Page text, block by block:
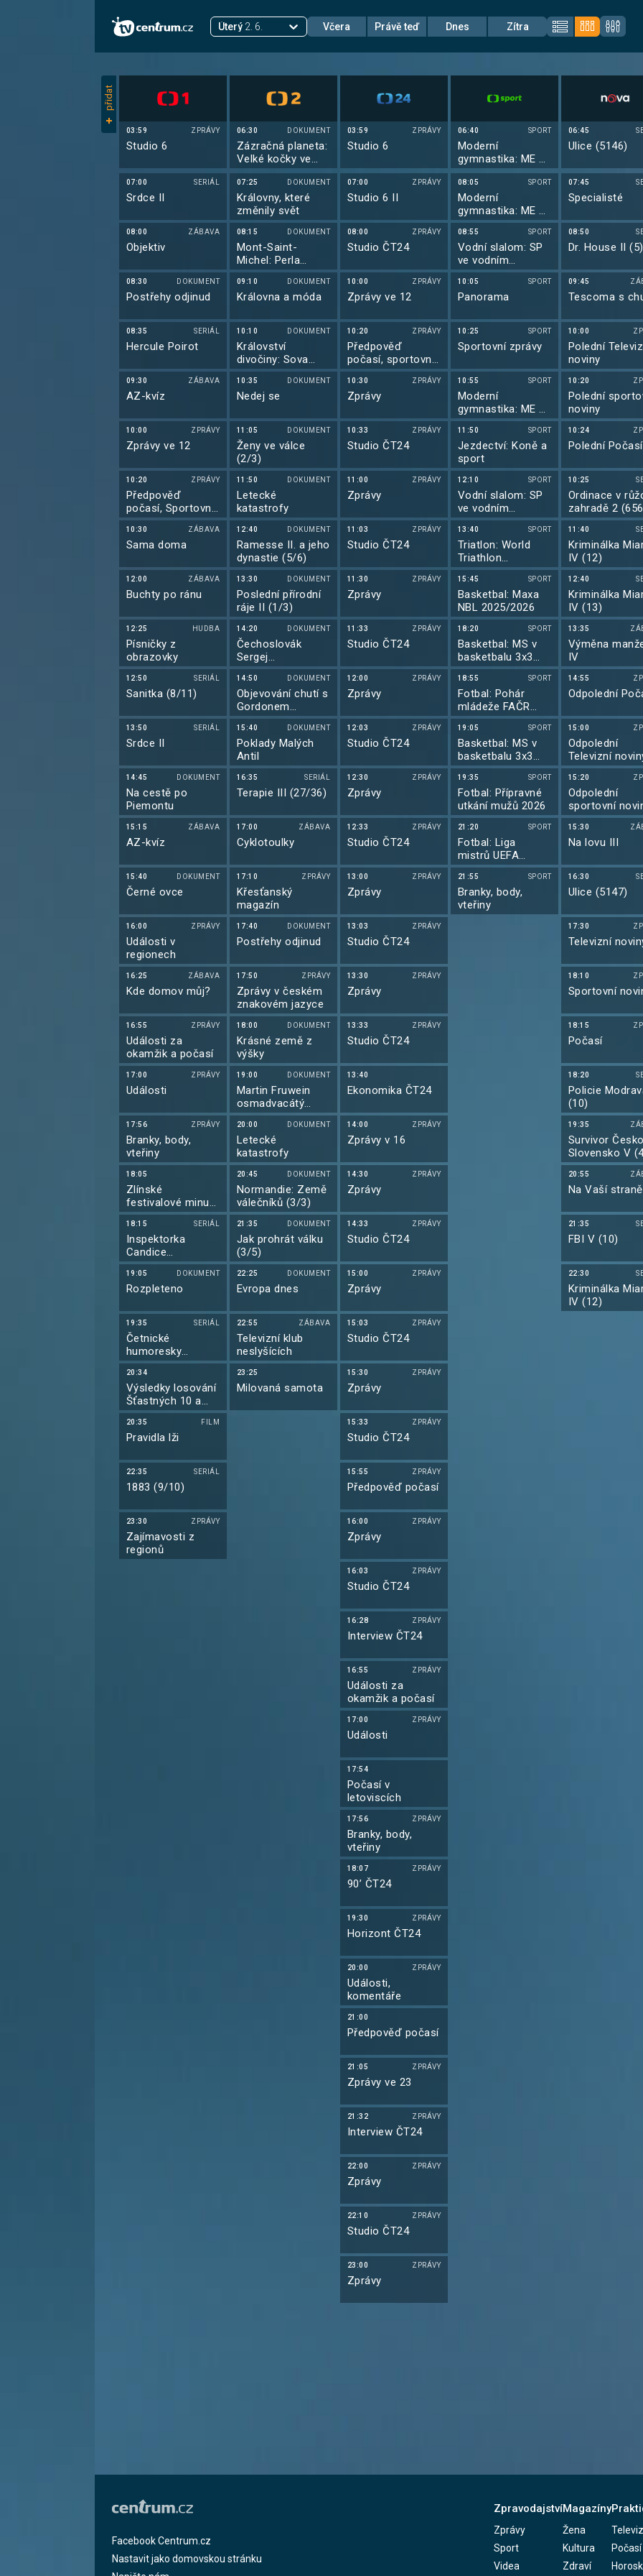
Úterý 2. 6. Včera Právě teď Dnes Zítra
přidat
03:59 ZPRÁVY
Studio 6
07:00 SERIÁL
Srdce II
08:00 ZÁBAVA
Objektiv
08:30 DOKUMENT
Postřehy odjinud
08:35 SERIÁL
Hercule Poirot
09:30 ZÁBAVA
AZ-kvíz
10:00 ZPRÁVY
Zprávy ve 12
10:20 ZPRÁVY
Předpověď
počasí, Sportovní
zprávy, Události v
regionech plus
10:30 ZÁBAVA
Sama doma
12:00 ZÁBAVA
Buchty po ránu
12:25 HUDBA
Písničky z
obrazovky
12:50 SERIÁL
Sanitka (8/11)
13:50 SERIÁL
Srdce II
14:45 DOKUMENT
Na cestě po
Piemontu
15:15 ZÁBAVA
AZ-kvíz
15:40 DOKUMENT
Černé ovce
16:00 ZPRÁVY
Události v
regionech
16:25 ZÁBAVA
Kde domov můj?
16:55 ZPRÁVY
Události za
okamžik a počasí
17:00 ZPRÁVY
Události
17:56 ZPRÁVY
Branky, body,
vteřiny
18:05
Zlínské
festivalové minuty
2026
18:15 SERIÁL
Inspektorka
Candice
Renoirová VIII
19:05 DOKUMENT
Rozpleteno
19:35 SERIÁL
Četnické
humoresky
(22/39)
20:34
Výsledky losování
Šťastných 10 a
Euromiliony
20:35 FILM
Pravidla lži
22:35 SERIÁL
1883 (9/10)
23:30 ZPRÁVY
Zajímavosti z
regionů
06:30 DOKUMENT
Zázračná planeta:
Velké kočky ve
dne v noci (4/6)
07:25 DOKUMENT
Královny, které
změnily svět
08:15 DOKUMENT
Mont-Saint-
Michel: Perla
architektury
09:10 DOKUMENT
Královna a móda
10:10 DOKUMENT
Království
divočiny: Sova
pálená
10:35 DOKUMENT
Nedej se
11:05 DOKUMENT
Ženy ve válce
(2/3)
11:50 DOKUMENT
Letecké
katastrofy
12:40 DOKUMENT
Ramesse II. a jeho
dynastie (5/6)
13:30 DOKUMENT
Poslední přírodní
ráje II (1/3)
14:20 DOKUMENT
Čechoslovák
Sergej
Vojcechovský
14:50 DOKUMENT
Objevování chutí s
Gordonem
Ramsaym
15:40 DOKUMENT
Poklady Malých
Antil
16:35 SERIÁL
Terapie III (27/36)
17:00 ZÁBAVA
Cyklotoulky
17:10 ZPRÁVY
Křesťanský
magazín
17:40 DOKUMENT
Postřehy odjinud
17:50 ZPRÁVY
Zprávy v českém
znakovém jazyce
18:00 DOKUMENT
Krásné země z
výšky
19:00 DOKUMENT
Martin Fruwein
osmadvacátý
odsouzený
20:00 DOKUMENT
Letecké
katastrofy
20:45 DOKUMENT
Normandie: Země
válečníků (3/3)
21:35 DOKUMENT
Jak prohrát válku
(3/5)
22:25 DOKUMENT
Evropa dnes
22:55 ZÁBAVA
Televizní klub
neslyšících
23:25
Milovaná samota
03:59 ZPRÁVY
Studio 6
07:00 ZPRÁVY
Studio 6 II
08:00 ZPRÁVY
Studio ČT24
10:00 ZPRÁVY
Zprávy ve 12
10:20 ZPRÁVY
Předpověď
počasí, sportovní
zprávy
10:30 ZPRÁVY
Zprávy
10:33 ZPRÁVY
Studio ČT24
11:00 ZPRÁVY
Zprávy
11:03 ZPRÁVY
Studio ČT24
11:30 ZPRÁVY
Zprávy
11:33 ZPRÁVY
Studio ČT24
12:00 ZPRÁVY
Zprávy
12:03 ZPRÁVY
Studio ČT24
12:30 ZPRÁVY
Zprávy
12:33 ZPRÁVY
Studio ČT24
13:00 ZPRÁVY
Zprávy
13:03 ZPRÁVY
Studio ČT24
13:30 ZPRÁVY
Zprávy
13:33 ZPRÁVY
Studio ČT24
13:40
Ekonomika ČT24
14:00 ZPRÁVY
Zprávy v 16
14:30 ZPRÁVY
Zprávy
14:33 ZPRÁVY
Studio ČT24
15:00 ZPRÁVY
Zprávy
15:03 ZPRÁVY
Studio ČT24
15:30 ZPRÁVY
Zprávy
15:33 ZPRÁVY
Studio ČT24
15:55 ZPRÁVY
Předpověď počasí
16:00 ZPRÁVY
Zprávy
16:03 ZPRÁVY
Studio ČT24
16:28 ZPRÁVY
Interview ČT24
16:55 ZPRÁVY
Události za
okamžik a počasí
17:00 ZPRÁVY
Události
17:54
Počasí v
letoviscích
17:56 ZPRÁVY
Branky, body,
vteřiny
18:07 ZPRÁVY
90’ ČT24
19:30 ZPRÁVY
Horizont ČT24
20:00 ZPRÁVY
Události,
komentáře
21:00
Předpověď počasí
21:05 ZPRÁVY
Zprávy ve 23
21:32 ZPRÁVY
Interview ČT24
22:00 ZPRÁVY
Zprávy
22:10 ZPRÁVY
Studio ČT24
23:00 ZPRÁVY
Zprávy
06:40 SPORT
Moderní
gymnastika: ME v
moderní
gymnastice 2026
08:05 SPORT
Moderní
gymnastika: ME v
moderní
gymnastice 2026
08:55 SPORT
Vodní slalom: SP
ve vodním
slalomu 2026
10:05 SPORT
Panorama
10:25 SPORT
Sportovní zprávy
10:55 SPORT
Moderní
gymnastika: ME v
moderní
gymnastice 2026
11:50 SPORT
Jezdectví: Koně a
sport
12:10 SPORT
Vodní slalom: SP
ve vodním
slalomu 2026
13:40 SPORT
Triatlon: World
Triathlon
Championship
Series 2026
15:45 SPORT
Basketbal: Maxa
NBL 2025/2026
18:20 SPORT
Basketbal: MS v
basketbalu 3x3
mužů 2026 Polsko
18:55 SPORT
Fotbal: Pohár
mládeže FAČR
2026
19:05 SPORT
Basketbal: MS v
basketbalu 3x3
mužů 2026 Polsko
19:35 SPORT
Fotbal: Přípravné
utkání mužů 2026
21:20 SPORT
Fotbal: Liga
mistrů UEFA
2025/2026
21:55 SPORT
Branky, body,
vteřiny
06:45
Ulice (5146)
07:45
Specialisté
08:50
Dr. House II (5)
09:45
Tescoma s
10:00
Polední
noviny
10:20
Polední
noviny
10:24
Polední Počasí
10:25
Ordinace v
zahradě 2
11:40
Kriminálka
IV (12)
12:40
Kriminálka
IV (13)
13:35
Výměna
IV
14:55
Odpolední
15:00
Odpolední
Televizní
15:20
Odpolední
sportovní
15:30
Na lovu III
16:30
Ulice (5147)
17:30
Televizní
18:10
Sportovní
18:15
Počasí
18:20
Policie
(10)
19:35
Survivor
Slovensko V
20:55
Na Vaší straně
21:35
FBI V (10)
22:30
Kriminálka
IV (12)
Facebook Centrum.cz
Nastavit jako domovskou stránku
Zpravodajství
Zprávy
Sport
Videa
Magazíny
Žena
Kultura
Zdraví
Počasí